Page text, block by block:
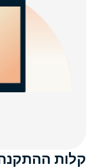
קלות